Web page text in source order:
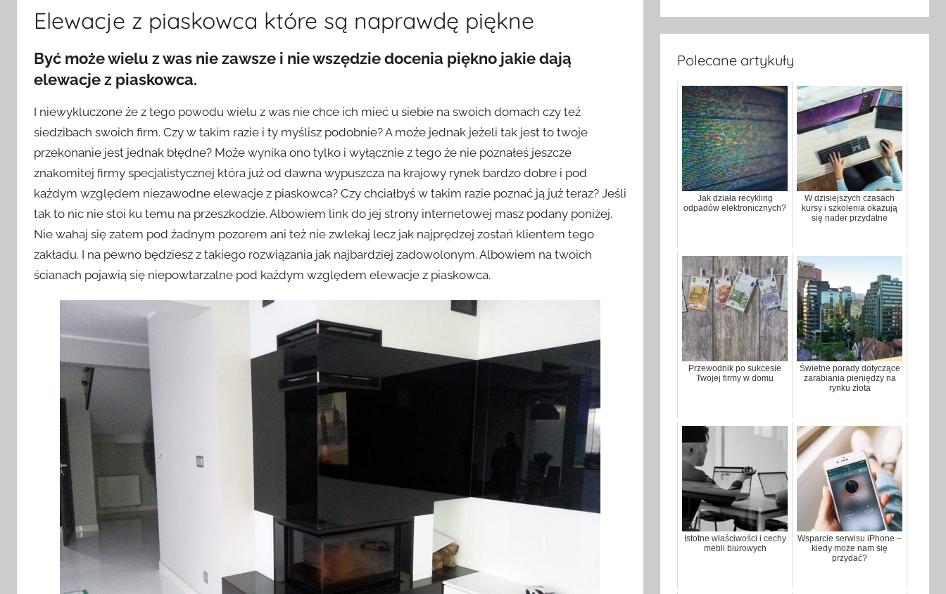
Elewacje z piaskowca które są naprawdę piękne
Być może wielu z was nie zawsze i nie wszędzie docenia piękno jakie dają
elewacje z piaskowca.
I niewykluczone że z tego powodu wielu z was nie chce ich mieć u siebie na swoich domach czy też
siedzibach swoich firm. Czy w takim razie i ty myślisz podobnie? A może jednak jeżeli tak jest to twoje
przekonanie jest jednak błędne? Może wynika ono tylko i wyłącznie z tego że nie poznałeś jeszcze
znakomitej firmy specjalistycznej która już od dawna wypuszcza na krajowy rynek bardzo dobre i pod
każdym względem niezawodne elewacje z piaskowca? Czy chciałbyś w takim razie poznać ją już teraz? Jeśli
tak to nic nie stoi ku temu na przeszkodzie. Albowiem link do jej strony internetowej masz podany poniżej.
Nie wahaj się zatem pod żadnym pozorem ani też nie zwlekaj lecz jak najprędzej zostań klientem tego
zakładu. I na pewno będziesz z takiego rozwiązania jak najbardziej zadowolonym. Albowiem na twoich
ścianach pojawią się niepowtarzalne pod każdym względem elewacje z piaskowca.
Polecane artykuły
Jak działa recykling
odpadów elektronicznych?
W dzisiejszych czasach
kursy i szkolenia okazują
się nader przydatne
Przewodnik po sukcesie
Twojej firmy w domu
Świetne porady dotyczące
zarabiania pieniędzy na
rynku złota
Istotne właściwości i cechy
mebli biurowych
Wsparcie serwisu iPhone –
kiedy może nam się
przydać?